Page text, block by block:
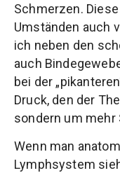
Schmerzen.
Umständen auch
ich neben den
auch
bei der
Druck, den der
sondern um mehr
Wenn man
Lymphsystem